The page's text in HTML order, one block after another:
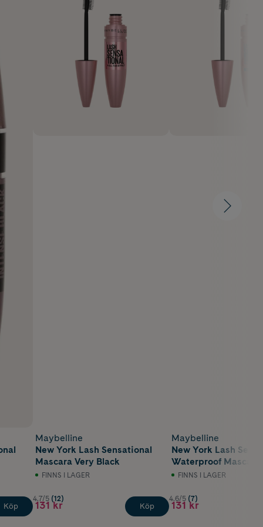
Köp
Maybelline
New York Lash Sensational
Mascara Very Black
FINNS I LAGER
4.7/5 (12)
131 kr Köp
Maybelline
New York Lash
Waterproof Mascara
Black
FINNS I LAGER
4.6/5 (7)
131 kr